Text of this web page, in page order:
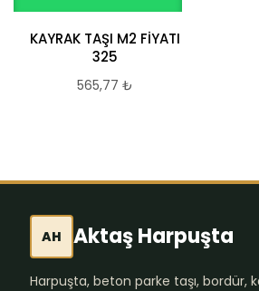
KAYRAK TAŞI M2 FİYATI
325
565,77 ₺
AH Aktaş Harpuşta
Harpuşta, beton parke taşı, bordür,